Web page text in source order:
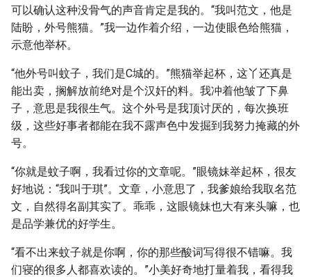
可以确认这种没骨气的声音肯定是我的。“我叫范文，他是
陆盼，外号熊猫。”我一边作着介绍，一边使眼色给熊猫，
示意他举杯。
“他外号叫蚊子，我们是C城的。”熊猫举起杯，这丫还真是
能出卖，搁解放前绝对是个汉奸的料。我冲着他皱了下鼻
子，意思是我很生气。这个外号是我顶讨厌的，每次换班
级，这些好事者都能在我不露声色中发掘到我努力掩藏的外
号。
“你就是蚊子啊，我看过你的文章呢。”眼镜妹举起杯，很友
好地说：“我叫于琪”。文章，小意思了，我爹娘给我取名范
文，自然得名副其实了。乖乖，这眼镜妹也大有来头嘛，也
是品学兼优的好学生。
“看不出来蚊子就是你啊，你的那些酸词写得很不错嘛。我
们寝的很多人都喜欢读的。”小美好奇地打量着我，看得我